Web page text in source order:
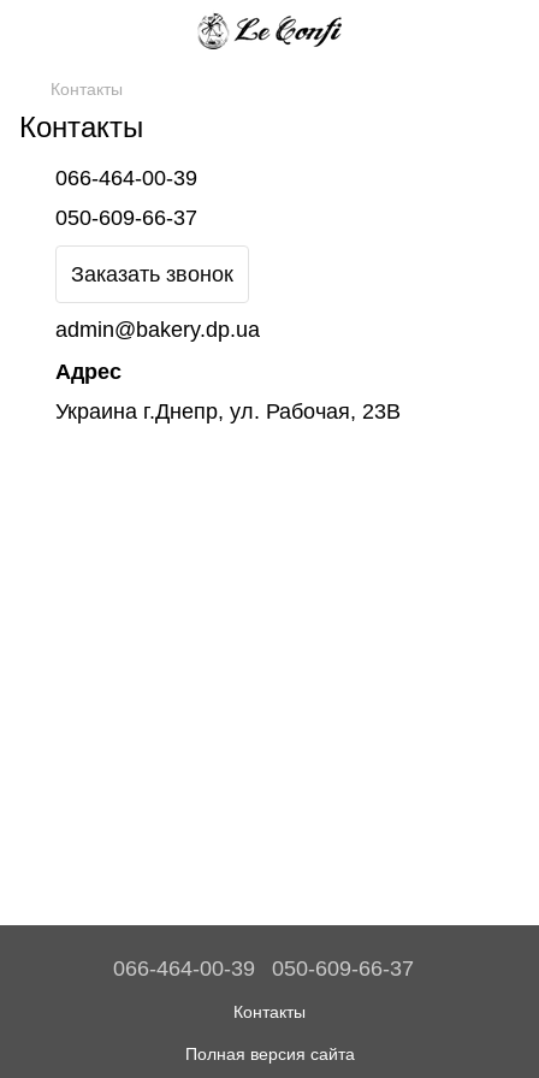
Контакты
Контакты
066-464-00-39
050-609-66-37
Заказать звонок
admin@bakery.dp.ua
Адрес
Украина г.Днепр, ул. Рабочая, 23В
066-464-00-39 050-609-66-37
Контакты
Полная версия сайта